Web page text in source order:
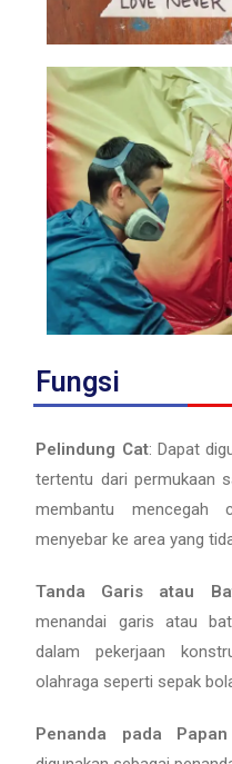
Fungsi
Pelindung Cat: Dapat
tertentu dari permukaan
membantu mencegah
menyebar ke area yang
Tanda Garis atau
menandai garis atau
dalam pekerjaan
olahraga seperti sepak
Penanda pada